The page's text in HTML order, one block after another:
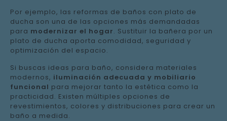
Por ejemplo, las reformas de baños con plato de
ducha son una de las opciones más demandadas
para modernizar el hogar. Sustituir la bañera por un
plato de ducha aporta comodidad, seguridad y
optimización del espacio.
Si buscas ideas para baño, considera materiales
modernos, iluminación adecuada y mobiliario
funcional para mejorar tanto la estética como la
practicidad. Existen múltiples opciones de
revestimientos, colores y distribuciones para crear un
baño a medida.